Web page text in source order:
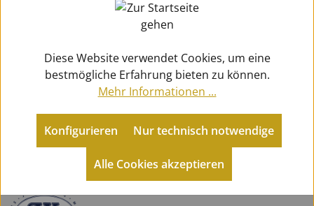
Metallblasinstrumente
Mundstücke für Fürst Pless Hörner
Diese Website verwendet Cookies, um eine
bestmögliche Erfahrung bieten zu können.
Mehr Informationen ...
Konfigurieren
Alle Cookies akzeptieren
Nur technisch notwendige